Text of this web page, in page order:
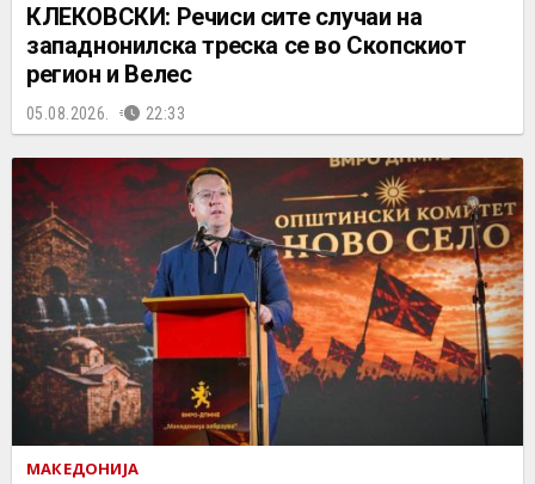
КЛЕКОВСКИ: Речиси сите случаи на
западнонилска треска се во Скопскиот
регион и Велес
05.08.2026. 22:33
МАКЕДОНИЈА